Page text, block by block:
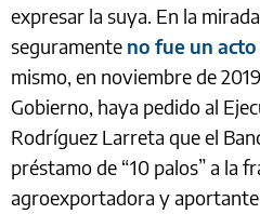
expresar la suya. En la
seguramente no fue un
mismo, en noviembre de
Gobierno, haya pedido al
Rodríguez Larreta que el
préstamo de “10 palos” a la
agroexportadora y